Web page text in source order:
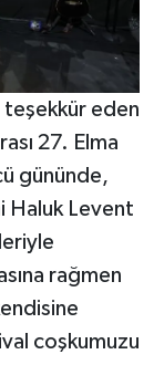
teşekkür eden
27. Elma
gününde,
Haluk Levent
rağmen
coşkumuzu